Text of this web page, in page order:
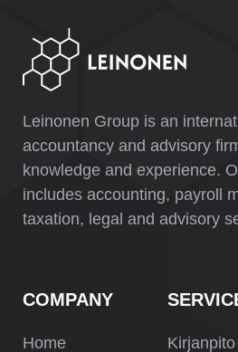
Leinonen Group is an
accountancy and advisory
knowledge and experience.
includes accounting, payroll
taxation, legal and advisory
COMPANY
Home Kirjanpito